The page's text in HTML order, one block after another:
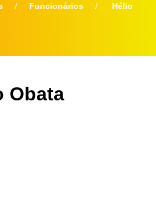
Funcionários
Hélio
Obata